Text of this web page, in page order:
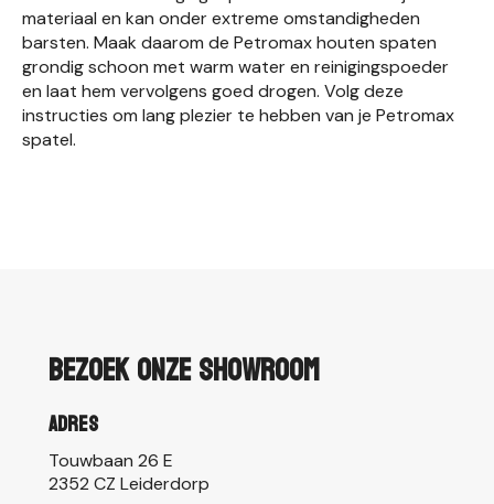
materiaal en kan onder extreme omstandigheden
barsten. Maak daarom de Petromax houten spaten
grondig schoon met warm water en reinigingspoeder
en laat hem vervolgens goed drogen. Volg deze
instructies om lang plezier te hebben van je Petromax
spatel.
Bezoek onze showroom
Adres
Touwbaan 26 E
2352 CZ Leiderdorp